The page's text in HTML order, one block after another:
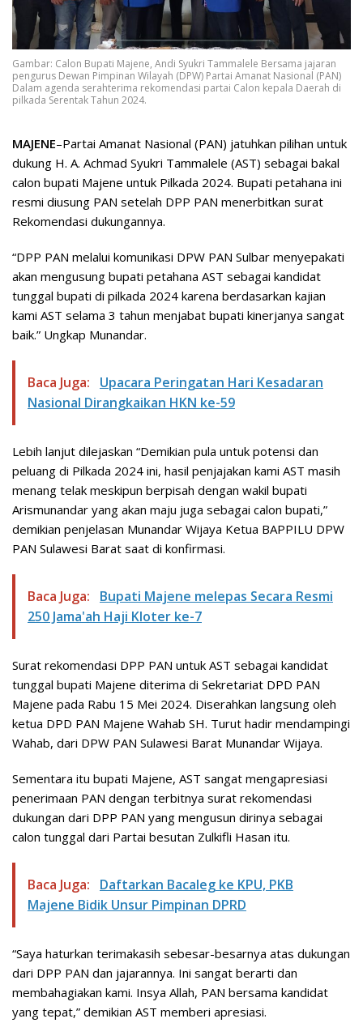
Gambar: Calon Bupati Majene, Andi Syukri Tammalele Bersama jajaran
pengurus Dewan Pimpinan Wilayah (DPW) Partai Amanat Nasional (PAN)
Dalam agenda serahterima rekomendasi partai Calon kepala Daerah di
pilkada Serentak Tahun 2024.
MAJENE–Partai Amanat Nasional (PAN) jatuhkan pilihan untuk
dukung H. A. Achmad Syukri Tammalele (AST) sebagai bakal
calon bupati Majene untuk Pilkada 2024. Bupati petahana ini
resmi diusung PAN setelah DPP PAN menerbitkan surat
Rekomendasi dukungannya.
“DPP PAN melalui komunikasi DPW PAN Sulbar menyepakati
akan mengusung bupati petahana AST sebagai kandidat
tunggal bupati di pilkada 2024 karena berdasarkan kajian
kami AST selama 3 tahun menjabat bupati kinerjanya sangat
baik.” Ungkap Munandar.
Baca Juga:
Upacara Peringatan Hari Kesadaran
Nasional Dirangkaikan HKN ke-59
Lebih lanjut dilejaskan “Demikian pula untuk potensi dan
peluang di Pilkada 2024 ini, hasil penjajakan kami AST masih
menang telak meskipun berpisah dengan wakil bupati
Arismunandar yang akan maju juga sebagai calon bupati,”
demikian penjelasan Munandar Wijaya Ketua BAPPILU DPW
PAN Sulawesi Barat saat di konfirmasi.
Baca Juga:
Bupati Majene melepas Secara Resmi
250 Jama'ah Haji Kloter ke-7
Surat rekomendasi DPP PAN untuk AST sebagai kandidat
tunggal bupati Majene diterima di Sekretariat DPD PAN
Majene pada Rabu 15 Mei 2024. Diserahkan langsung oleh
ketua DPD PAN Majene Wahab SH. Turut hadir mendampingi
Wahab, dari DPW PAN Sulawesi Barat Munandar Wijaya.
Sementara itu bupati Majene, AST sangat mengapresiasi
penerimaan PAN dengan terbitnya surat rekomendasi
dukungan dari DPP PAN yang mengusun dirinya sebagai
calon tunggal dari Partai besutan Zulkifli Hasan itu.
Baca Juga:
Daftarkan Bacaleg ke KPU, PKB
Majene Bidik Unsur Pimpinan DPRD
“Saya haturkan terimakasih sebesar-besarnya atas dukungan
dari DPP PAN dan jajarannya. Ini sangat berarti dan
membahagiakan kami. Insya Allah, PAN bersama kandidat
yang tepat,” demikian AST memberi apresiasi.